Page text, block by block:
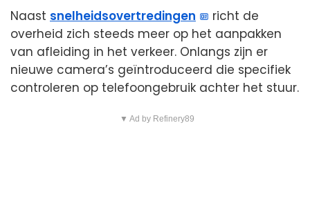
Naast snelheidsovertredingen
richt de
overheid zich steeds meer op het aanpakken
van afleiding in het verkeer. Onlangs zijn er
nieuwe camera’s geïntroduceerd die specifiek
controleren op telefoongebruik achter het stuur.
▼ Ad by Refinery89